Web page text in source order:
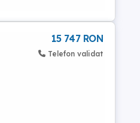
15 747 RON
Telefon validat